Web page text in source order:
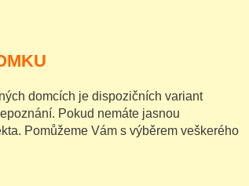
domcích je dispozičních variant
Pokud nemáte jasnou
Pomůžeme Vám s výběrem veškerého